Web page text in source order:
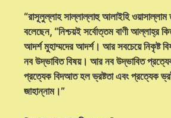
“রাসূলুল্লাহ সাল্লাল্লাহু আলাইহি
বলেছেন, “নিশ্চয়ই সর্বোত্তম বাণী আল্লাহ্‌র
আদর্শ মুহাম্মদের আদর্শ। আর সবচেয়ে নিকৃষ্ট
নব উদ্ভাবিত বিষয়। আর নব উদ্ভাবিত
প্রত্যেক বিদআত হল ভ্রষ্টতা এবং প্রত্যেক
জাহান্নাম।”